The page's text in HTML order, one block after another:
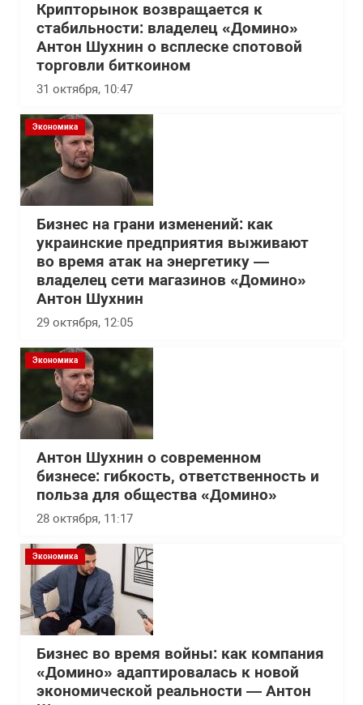
Крипторынок возвращается к
стабильности: владелец «Домино»
Антон Шухнин о всплеске спотовой
торговли биткоином
31 октября, 10:47
Экономика
Бизнес на грани изменений: как
украинские предприятия выживают
во время атак на энергетику —
владелец сети магазинов «Домино»
Антон Шухнин
29 октября, 12:05
Экономика
Антон Шухнин о современном
бизнесе: гибкость, ответственность и
польза для общества «Домино»
28 октября, 11:17
Экономика
Бизнес во время войны: как компания
«Домино» адаптировалась к новой
экономической реальности — Антон